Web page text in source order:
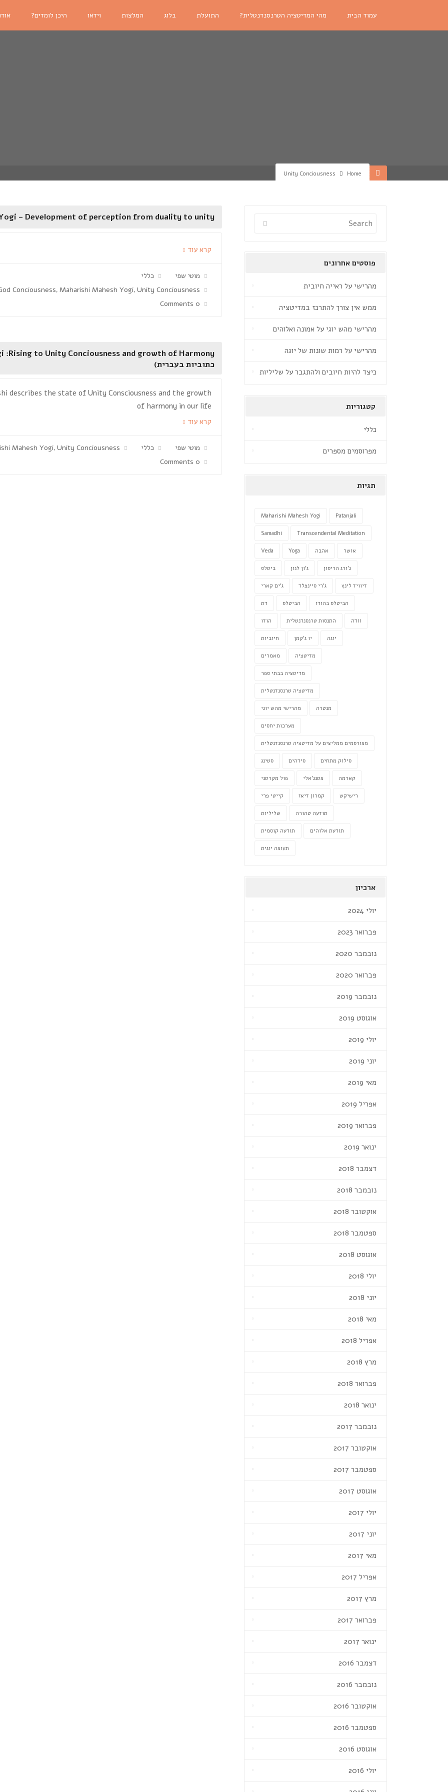
עמוד הבית מהי המדיטציה הטרנסנדנטלית? התועלת בלוג המלצות וידאו היכן לומדים?
Home
Unity Conciousness
– Development of perception from duality to unity
קרא עוד
מוטי שפי
כללי
Conciousness, Maharishi Mahesh Yogi, Unity Conciousness
0 Comments
כתוביות בעברית)
describes the state of Unity Consciousness and the growth
of harmony in our life
קרא עוד
מוטי שפי כללי Mahesh Yogi, Unity Conciousness
0 Comments
פוסטים אחרונים
מהרישי על ראייה חיובית
ממש אין צורך להתרכז במדיטציה
מהרישי מהש יוגי על אמונה ואלוהים
מהרישי על רמות שונות של יוגה
כיצד להיות חיובים ולהתגבר על שליליות
קטגוריות
כללי
מפרוסמים מספרים
תגיות
Maharishi Mahesh Yogi Patanjali
Samadhi Transcendental Meditation
Veda Yoga אהבה אושר
ביטלס ג'ון לנון ג'ורג הריסון
ג'ים קארי ג'רי סיינפלד דיוויד לינץ
דת הביטלס הביטלס בהודו
הודו התנסות טרנסנדנטלית וודה
חיוביות יו ג'קמן יוגה
מאמרים מדיטציה
מדיטציה בבתי ספר
מדיטציה טרנסנדנטלית
מהרישי מהש יוגי מנטרה
מערכות יחסים
מפורסמים ממליצים על מדיטציה טרנסנדנטלית
סטינג סידהים סילוק מתחים
פול מקרטני פטנג'אלי קארמה
קייטי פרי קמרון דיאז רישיקש
שליליות תודעה טהורה
תודעה קוסמית תודעת אלוהים
תעופה יוגית
ארכיון
יולי 2024
פברואר 2023
נובמבר 2020
פברואר 2020
נובמבר 2019
אוגוסט 2019
יולי 2019
יוני 2019
מאי 2019
אפריל 2019
פברואר 2019
ינואר 2019
דצמבר 2018
נובמבר 2018
אוקטובר 2018
ספטמבר 2018
אוגוסט 2018
יולי 2018
יוני 2018
מאי 2018
אפריל 2018
מרץ 2018
פברואר 2018
ינואר 2018
נובמבר 2017
אוקטובר 2017
ספטמבר 2017
אוגוסט 2017
יולי 2017
יוני 2017
מאי 2017
אפריל 2017
מרץ 2017
פברואר 2017
ינואר 2017
דצמבר 2016
נובמבר 2016
אוקטובר 2016
ספטמבר 2016
אוגוסט 2016
יולי 2016